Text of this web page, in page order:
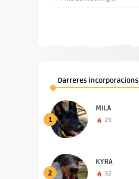
Darreres incorporacions
1
MILA
29
2
KYRA
32